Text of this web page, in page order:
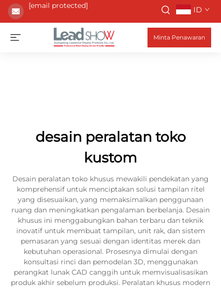
[email protected] ID
Minta Penawaran
desain peralatan toko
kustom
Desain peralatan toko khusus mewakili pendekatan yang
komprehensif untuk menciptakan solusi tampilan ritel
yang disesuaikan, yang memaksimalkan penggunaan
ruang dan meningkatkan pengalaman berbelanja. Desain
khusus ini menggabungkan bahan terbaru dan teknik
inovatif untuk membuat tampilan, unit rak, dan sistem
pemasaran yang sesuai dengan identitas merek dan
kebutuhan operasional. Prosesnya dimulai dengan
konsultasi rinci dan pemodelan 3D, menggunakan
perangkat lunak CAD canggih untuk memvisualisasikan
produk akhir sebelum produksi. Peralatan khusus modern